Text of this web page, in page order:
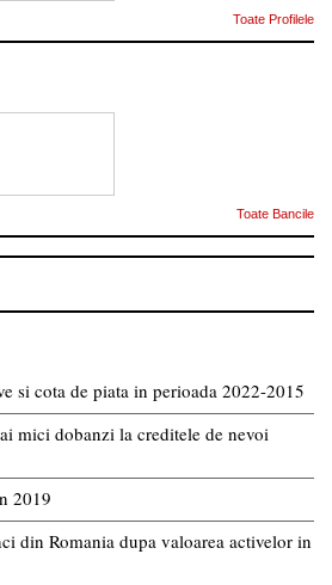
Toate Profilele
Toate Bancile
si cota de piata in perioada 2022-2015
mici dobanzi la creditele de nevoi
2019
din Romania dupa valoarea activelor in